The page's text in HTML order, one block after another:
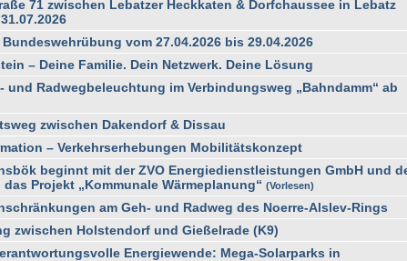
71 zwischen Lebatzer Heckkaten & Dorfchaussee in Lebatz
vom 27.04.2026 bis 29.04.2026
– Deine Familie. Dein Netzwerk. Deine Lösung
und Radwegbeleuchtung im Verbindungsweg „Bahndamm“ ab
zwischen Dakendorf & Dissau
– Verkehrserhebungen Mobilitätskonzept
beginnt mit der ZVO Energiedienstleistungen GmbH und
Projekt „Kommunale Wärmeplanung“
Vorlesen
am Geh- und Radweg des Noerre-Alslev-Rings
zwischen Holstendorf und Gießelrade (K9)
Energiewende: Mega-Solarparks in